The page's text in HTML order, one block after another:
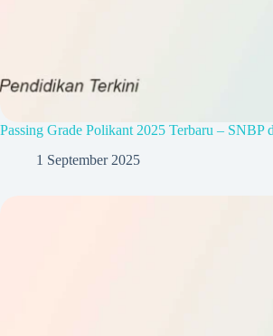
Passing Grade Polikant 2025 Terbaru – SNBP
1 September 2025